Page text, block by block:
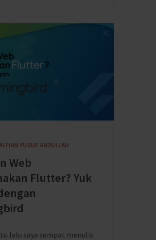
YUSUF ABDULLAH
Web
Flutter? Yuk
lalu saya sempat menulis